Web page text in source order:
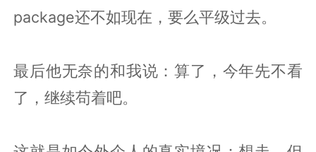
package还不如现在，要么平级过去。
最后他无奈的和我说：算了，今年先不看
了，继续苟着吧。